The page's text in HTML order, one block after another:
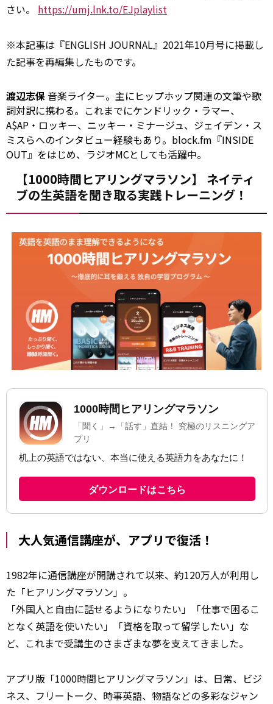
さい。 https://umj.lnk.to/EJplaylist
※本記事は『ENGLISH JOURNAL』2021年10月号に掲載し
た記事を再編集したものです。
渡辺志保音楽ライター。主にヒップホップ関連の文筆や歌
詞対訳に携わる。これまでにケンドリック・ラマー、
A$AP・ロッキー、ニッキー・ミナージュ、ジェイデン・ス
ミスらへのインタビュー経験もあり。block.fm『INSIDE
OUT』をはじめ、ラジオMCとしても活躍中。
【1000時間ヒアリングマラソン】 ネイティ
ブの生英語を聞き取る実践トレーニング！
大人気通信講座が、アプリで復活！
1982年に通信講座が開講されて以来、約120万人が利用し
た「ヒアリングマラソン」。
「外国人と自由に話せるようになりたい」「仕事で困るこ
となく英語を使いたい」「資格を取って留学したい」な
ど、これまで受講生のさまざまな夢を支えてきました。
アプリ版「1000時間ヒアリングマラソン」は、日常、ビジ
ネス、フリートーク、時事英語、物語などの多彩なジャン